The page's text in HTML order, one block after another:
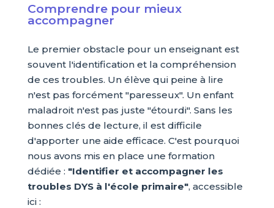
Comprendre pour mieux
accompagner
Le premier obstacle pour un enseignant est
souvent l'identification et la compréhension
de ces troubles. Un élève qui peine à lire
n'est pas forcément "paresseux". Un enfant
maladroit n'est pas juste "étourdi". Sans les
bonnes clés de lecture, il est difficile
d'apporter une aide efficace. C'est pourquoi
nous avons mis en place une formation
dédiée : "Identifier et accompagner les
troubles DYS à l'école primaire", accessible
ici :